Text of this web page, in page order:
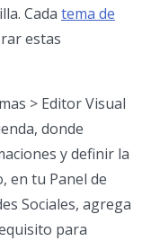
Cada tema de
estas
> Editor Visual
donde
y definir la
en tu Panel de
Sociales, agrega
para